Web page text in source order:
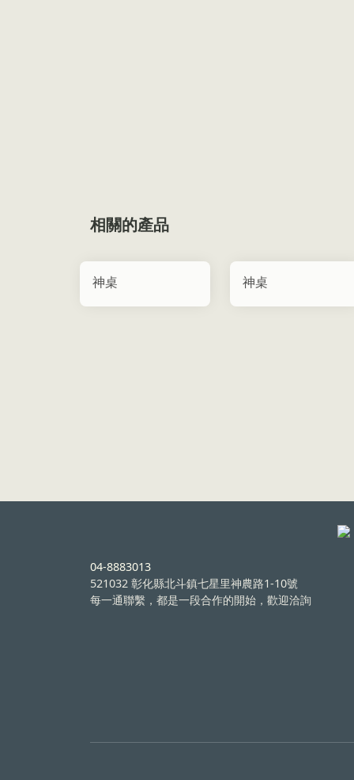
相關的產品
神桌 神桌
04-8883013
521032 彰化縣北斗鎮七星里神農路1-10號
每一通聯繫，都是一段合作的開始，歡迎洽詢